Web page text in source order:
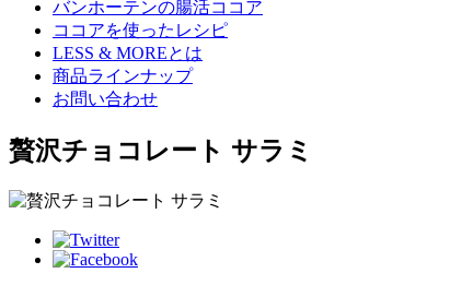
バンホーテンの腸活ココア
ココアを使ったレシピ
LESS & MOREとは
商品ラインナップ
お問い合わせ
贅沢チョコレート サラミ